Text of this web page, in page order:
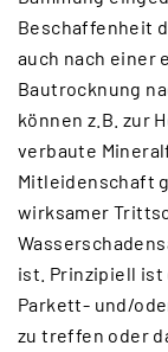
Beschaffenheit
auch nach einer
Bautrocknung
können z.B. zur
verbaute
Mitleidenschaft
wirksamer
ist. Prinzipiell ist
Parkett- und/
zu treffen oder